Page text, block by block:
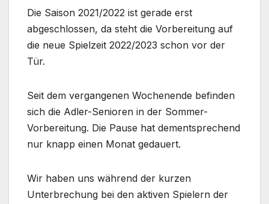
Die Saison 2021/2022 ist gerade erst
abgeschlossen, da steht die Vorbereitung auf
die neue Spielzeit 2022/2023 schon vor der
Tür.
Seit dem vergangenen Wochenende befinden
sich die Adler-Senioren in der Sommer-
Vorbereitung. Die Pause hat dementsprechend
nur knapp einen Monat gedauert.
Wir haben uns während der kurzen
Unterbrechung bei den aktiven Spielern der